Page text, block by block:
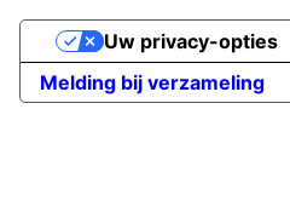
Melding bij verzameling
Uw privacy-opties